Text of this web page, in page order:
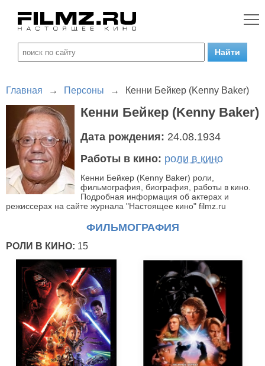
Главная → Персоны → Кенни Бейкер (Kenny Baker)
Кенни Бейкер (Kenny Baker)
Дата рождения: 24.08.1934
Работы в кино: роли в кино
Кенни Бейкер (Kenny Baker) роли,
фильмография, биография, работы в кино.
Подробная информация об актерах и
режиссерах на сайте журнала "Настоящее кино" filmz.ru
ФИЛЬМОГРАФИЯ
РОЛИ В КИНО: 15